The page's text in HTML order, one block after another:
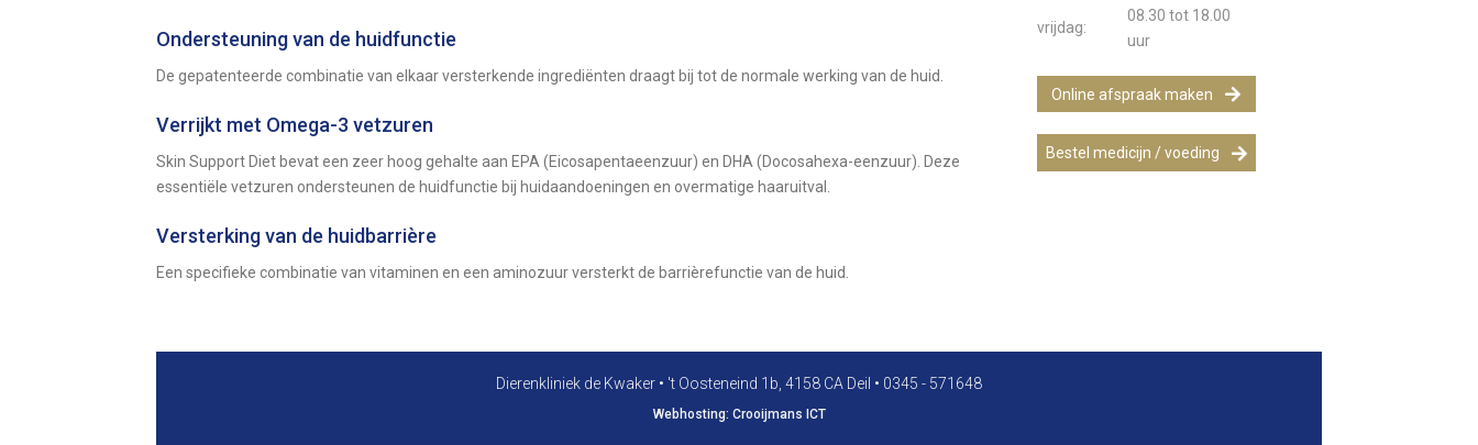
Ondersteuning van de huidfunctie
De gepatenteerde combinatie van elkaar versterkende ingrediënten draagt bij tot de normale werking van de huid.
Verrijkt met Omega-3 vetzuren
Skin Support Diet bevat een zeer hoog gehalte aan EPA (Eicosapentaeenzuur) en DHA (Docosahexa-eenzuur). Deze
essentiële vetzuren ondersteunen de huidfunctie bij huidaandoeningen en overmatige haaruitval.
Versterking van de huidbarrière
Een specifieke combinatie van vitaminen en een aminozuur versterkt de barrièrefunctie van de huid.
vrijdag:
08.30 tot 18.00
uur
Online afspraak maken
Bestel medicijn / voeding
Dierenkliniek de Kwaker • 't Oosteneind 1b, 4158 CA Deil • 0345 - 571648
Webhosting: Crooijmans ICT